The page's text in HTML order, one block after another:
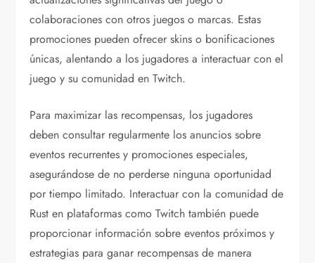
colaboraciones con otros juegos o marcas. Estas
promociones pueden ofrecer skins o bonificaciones
únicas, alentando a los jugadores a interactuar con el
juego y su comunidad en Twitch.
Para maximizar las recompensas, los jugadores
deben consultar regularmente los anuncios sobre
eventos recurrentes y promociones especiales,
asegurándose de no perderse ninguna oportunidad
por tiempo limitado. Interactuar con la comunidad de
Rust en plataformas como Twitch también puede
proporcionar información sobre eventos próximos y
estrategias para ganar recompensas de manera